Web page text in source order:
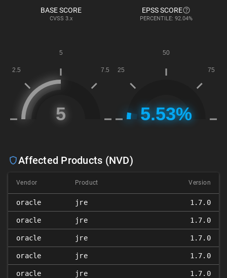
BASE SCORE
CVSS 3.x
EPSS SCORE
PERCENTILE: 92.04%
Affected Products (NVD)
Vendor Product Version
oracle jre 1.7.0
oracle jre 1.7.0
oracle jre 1.7.0
oracle jre 1.7.0
oracle jre 1.7.0